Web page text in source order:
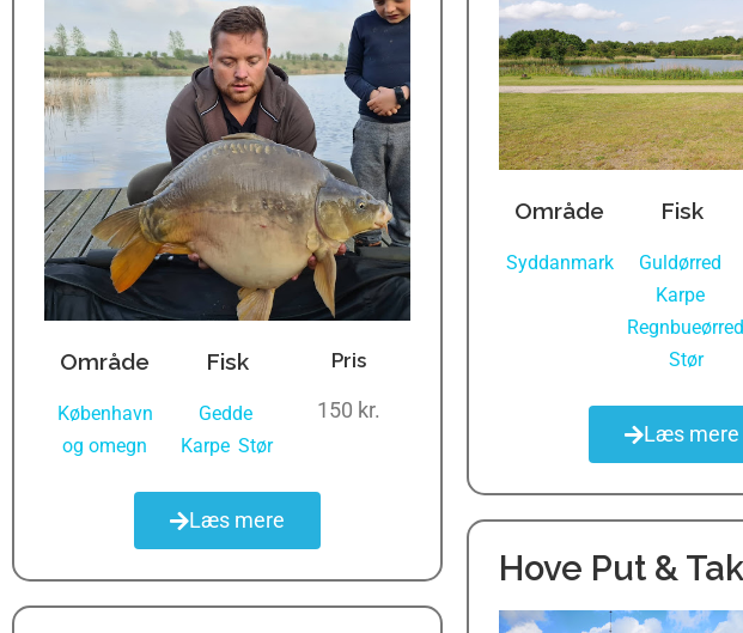
Område
København
og omegn
Fisk
Gedde,
Karpe Stør
Pris
150 kr.
Læs mere
Område
Syddanmark
Fisk
Guldørred
Karpe,
Regnbueørred
Stør
Læs mere
Hove Put &